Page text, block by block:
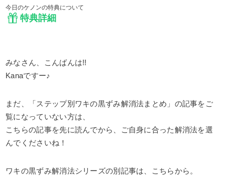
今日のケノンの特典について
特典詳細
みなさん、こんばんは!!
Kanaですー♪
まだ、「ステップ別ワキの黒ずみ解消法まとめ」の記事をご
覧になっていない方は、
こちらの記事を先に読んでから、ご自身に合った解消法を選
んでくださいね！
ワキの黒ずみ解消法シリーズの別記事は、こちらから。